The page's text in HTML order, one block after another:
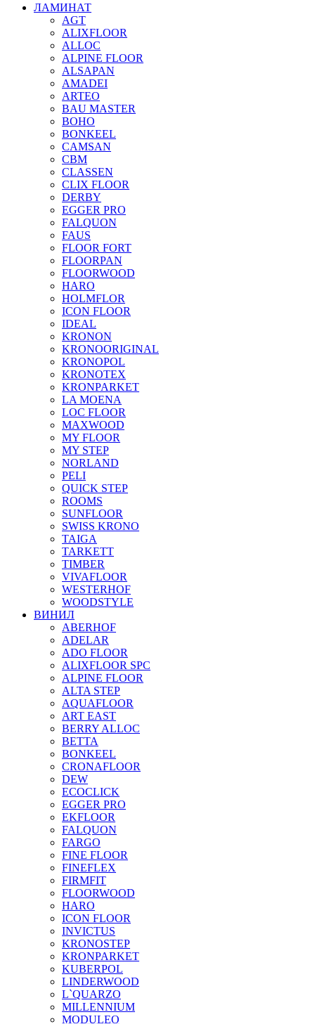
ЛАМИНАТ
AGT
ALIXFLOOR
ALLOC
ALPINE FLOOR
ALSAPAN
AMADEI
ARTEO
BAU MASTER
BOHO
BONKEEL
CAMSAN
CBM
CLASSEN
CLIX FLOOR
DERBY
EGGER PRO
FALQUON
FAUS
FLOOR FORT
FLOORPAN
FLOORWOOD
HARO
HOLMFLOR
ICON FLOOR
IDEAL
KRONON
KRONOORIGINAL
KRONOPOL
KRONOTEX
KRONPARKET
LA MOENA
LOC FLOOR
MAXWOOD
MY FLOOR
MY STEP
NORLAND
PELI
QUICK STEP
ROOMS
SUNFLOOR
SWISS KRONO
TAIGA
TARKETT
TIMBER
VIVAFLOOR
WESTERHOF
WOODSTYLE
ВИНИЛ
ABERHOF
ADELAR
ADO FLOOR
ALIXFLOOR SPC
ALPINE FLOOR
ALTA STEP
AQUAFLOOR
ART EAST
BERRY ALLOC
BETTA
BONKEEL
CRONAFLOOR
DEW
ECOCLICK
EGGER PRO
EKFLOOR
FALQUON
FARGO
FINE FLOOR
FINEFLEX
FIRMFIT
FLOORWOOD
HARO
ICON FLOOR
INVICTUS
KRONOSTEP
KRONPARKET
KUBERPOL
LINDERWOOD
L`QUARZO
MILLENNIUM
MODULEO